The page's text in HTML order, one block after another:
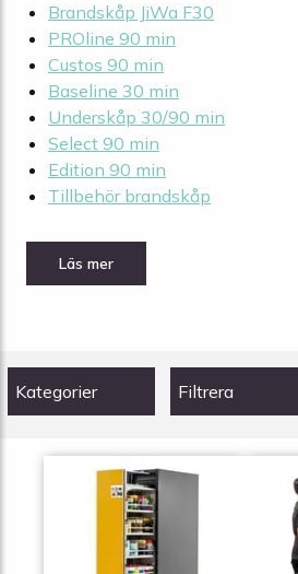
Brandskåp JiWa F30
PROline 90 min
Custos 90 min
Baseline 30 min
Underskåp 30/90 min
Select 90 min
Edition 90 min
Tillbehör brandskåp
Kategorier Filtrera